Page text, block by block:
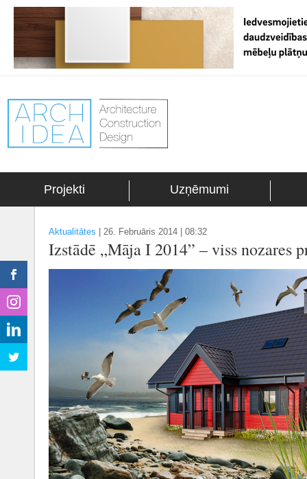
Projekti Uzņēmumi
Aktualitātes 26. Februāris 2014 | 08:32
Izstādē „Māja I 2014” – viss nozares